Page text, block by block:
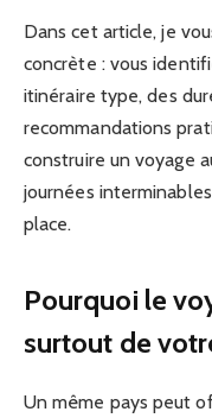
Dans cet article, je
concrète : vous
itinéraire type, des
recommandations
construire un voyage
journées
place.
Pourquoi le
surtout de
Un même pays peut